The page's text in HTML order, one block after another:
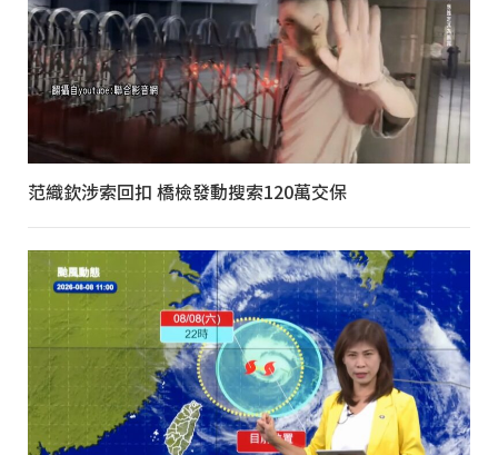
范織欽涉索回扣 橋檢發動搜索120萬交保